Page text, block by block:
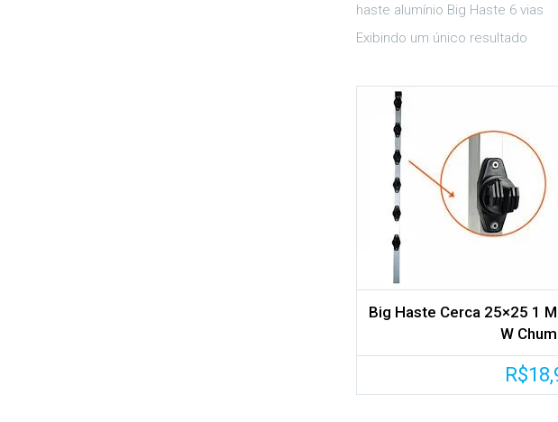
haste alumínio Big Haste 6 vias
Exibindo um único resultado
Big Haste Cerca 25×25 1
W
R$